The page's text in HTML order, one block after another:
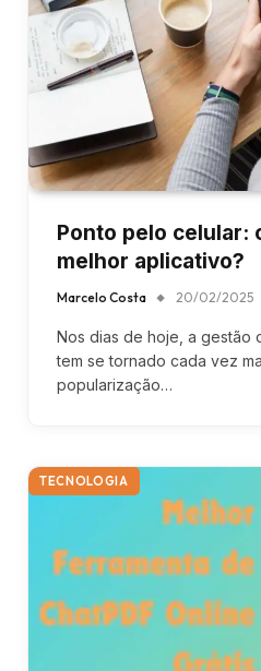
Ponto pelo celular:
melhor aplicativo?
Marcelo Costa 20/02/2025
Nos dias de hoje, a gestão
tem se tornado cada vez
popularização…
TECNOLOGIA